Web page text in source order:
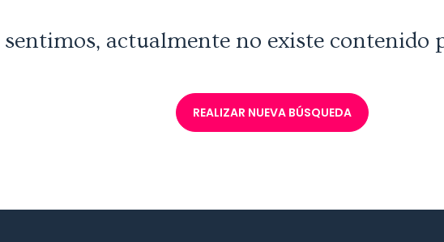
sentimos, actualmente no existe contenido
REALIZAR NUEVA BÚSQUEDA